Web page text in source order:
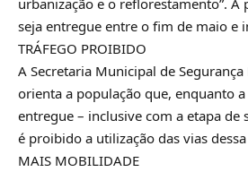
seja entregue entre o fim de maio e
TRÁFEGO PROIBIDO
A Secretaria Municipal de
orienta a população que, enquanto
entregue – inclusive com a etapa de
é proibido a utilização das vias
MAIS MOBILIDADE